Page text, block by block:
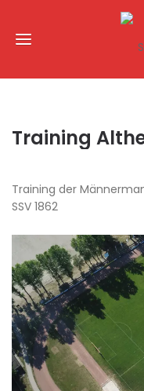
Training
Training der
SSV 1862